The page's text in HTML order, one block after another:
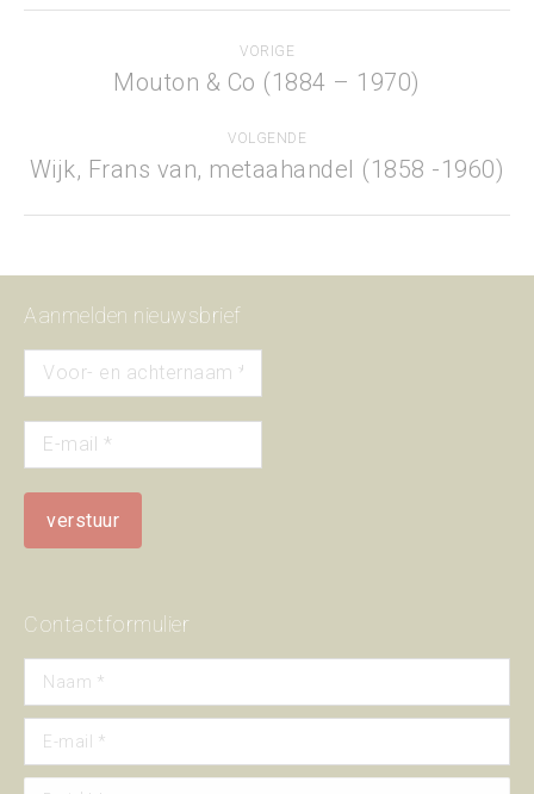
navigation
VORIGE
Previous
Mouton & Co (1884 – 1970)
VOLGENDE
Next
Wijk, Frans van, metaahandel (1858 -1960)
Aanmelden nieuwsbrief
Contactformulier
Naam *
E-mail *